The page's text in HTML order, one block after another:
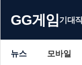
GG게임기대
뉴스 모바일